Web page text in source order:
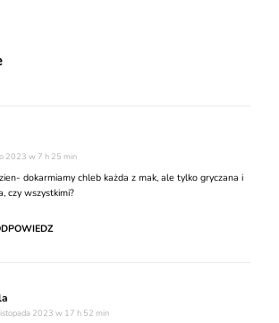
2023 w 7 h 25 min
dokarmiamy chleb każda z mak, ale tylko gryczana i
czy wszystkimi?
2023 w 17 h 52 min